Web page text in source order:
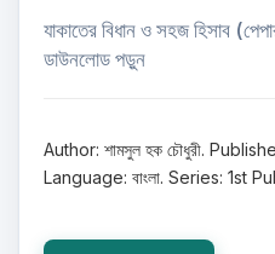
যাকাতের বিধান ও সহজ হিসাব
ডাউনলোড পড়ুন
Author: শামসুল হক চৌধুরী.
Language: বাংলা. Series: 1st